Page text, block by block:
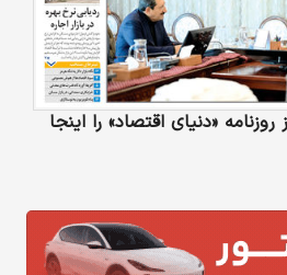
«دنیای‌ اقتصاد» را اینجا